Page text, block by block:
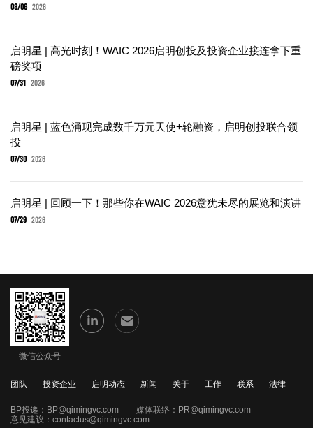
08/06 2026
启明星 | 高光时刻！WAIC 2026启明创投及投资企业接连拿下重
磅奖项
07/31 2026
启明星 | 蓝色涌现完成数千万元天使+轮融资，启明创投联合领
投
07/30 2026
启明星 | 回顾一下！那些你在WAIC 2026意犹未尽的展览和演讲
07/29 2026
微信公众号
团队 投资企业 启明动态 新闻 关于 工作 联系 法律
BP投递： BP@qimingvc.com 媒体联络： PR@qimingvc.com
意见建议： contactus@qimingvc.com